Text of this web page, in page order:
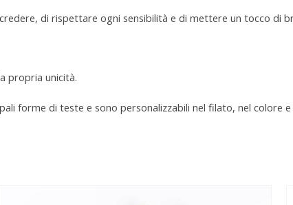
di rispettare ogni sensibilità e di mettere un tocco di
propria unicità.
forme di teste e sono personalizzabili nel filato, nel colore